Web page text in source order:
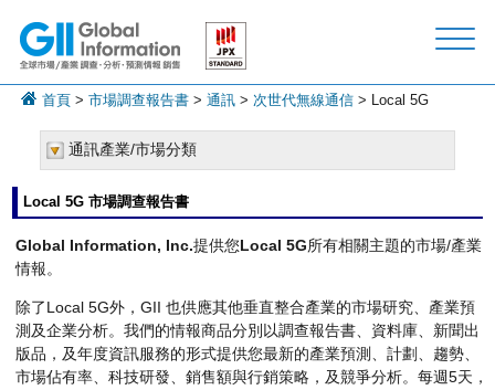
首頁 >市場調查報告書 >通訊 >次世代無線通信 > Local 5G
通訊產業/市場分類
Local 5G 市場調查報告書
Global Information, Inc.提供您Local 5G所有相關主題的市場/產業
情報。
除了Local 5G外，GII 也供應其他垂直整合產業的市場研究、產業預
測及企業分析。我們的情報商品分別以調查報告書、資料庫、新聞出
版品，及年度資訊服務的形式提供您最新的產業預測、計劃、趨勢、
市場佔有率、科技研發、銷售額與行銷策略，及競爭分析。每週5天，